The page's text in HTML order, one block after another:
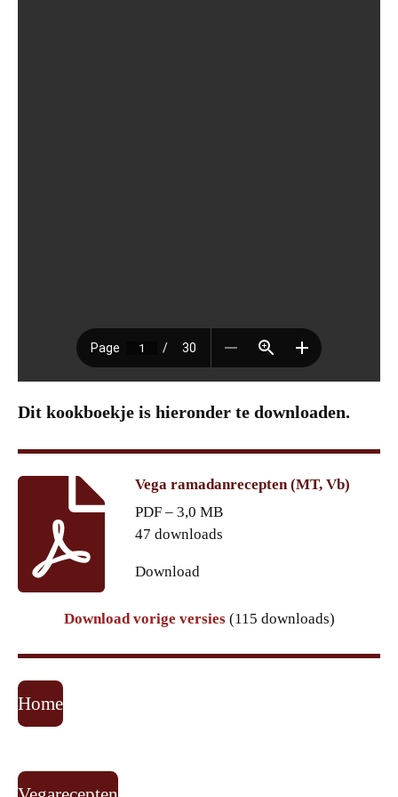
Dit kookboekje is hieronder te downloaden.
Vega ramadanrecepten (MT, Vb)
PDF – 3,0 MB
47 downloads
Download
Download vorige versies (115 downloads)
Home